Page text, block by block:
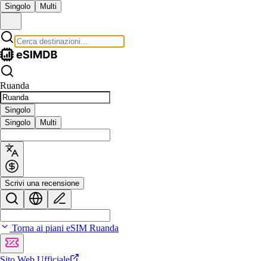
Singolo Multi
Ruanda
Singolo
Singolo
Multi
Scrivi una recensione
Torna ai piani eSIM Ruanda